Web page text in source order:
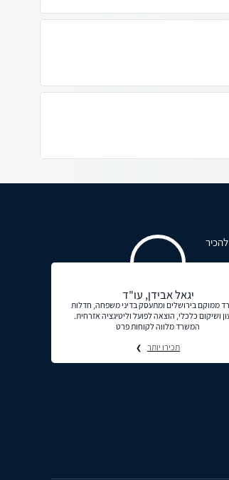
יגאל אבידן, עו"ד
ממוקם בירושלים ומתעסק בדיני משפחה, חדלות
ושיקום כלכלי, הוצאה לפועל וליטיגציה אזרחית.
המשרד מלווה לקוחות פרט
תכירו יותר